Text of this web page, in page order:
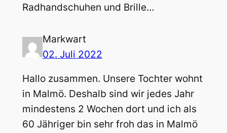
Radhandschuhen und Brille…
Markwart
02. Juli 2022
Hallo zusammen. Unsere Tochter wohnt
in Malmö. Deshalb sind wir jedes Jahr
mindestens 2 Wochen dort und ich als
60 Jähriger bin sehr froh das in Malmö